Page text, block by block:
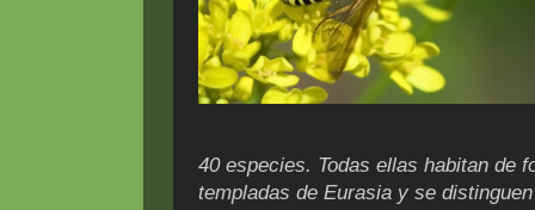
40 especies. Todas ellas habitan de
templadas de Eurasia y se